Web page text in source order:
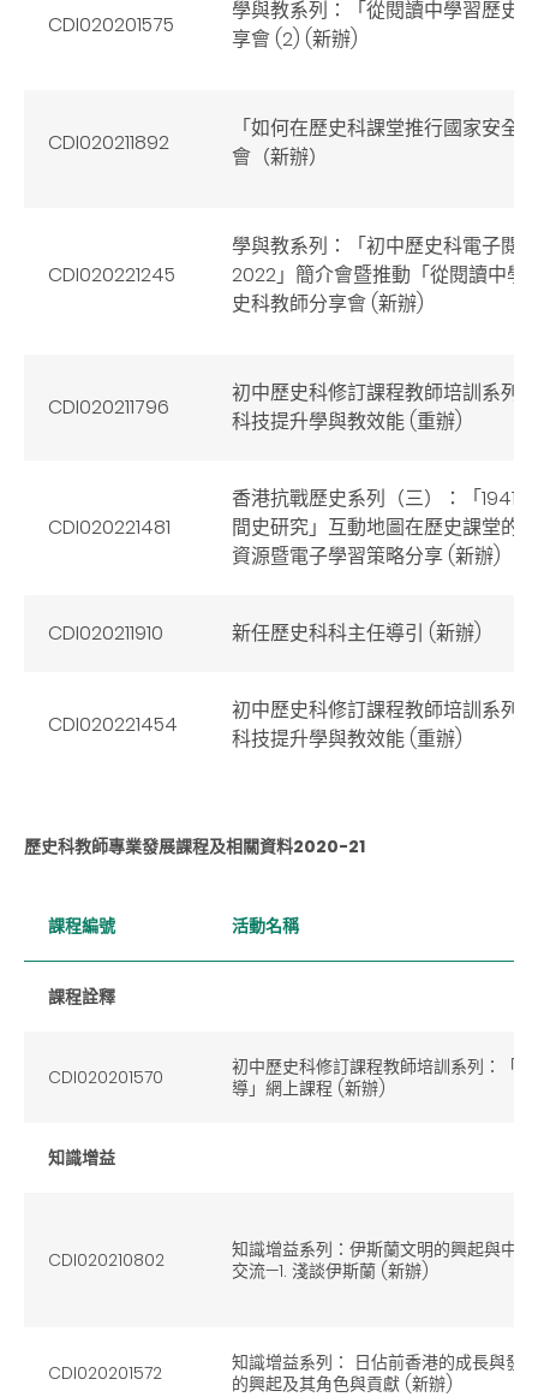
CDI020201575
學與教系列：「從閱讀中學習歷史
享會 (2) (新辦)
CDI020211892
「如何在歷史科課堂推行國家安全
會（新辦）
CDI020221245
學與教系列：「初中歷史科電子閱
2022」簡介會暨推動「從閱讀中學
史科教師分享會 (新辦)
CDI020211796
初中歷史科修訂課程教師培訓系列
科技提升學與教效能 (重辦)
CDI020221481
香港抗戰歷史系列（三）：「1941
間史研究」互動地圖在歷史課堂的
資源暨電子學習策略分享 (新辦)
CDI020211910 新任歷史科科主任導引 (新辦)
CDI020221454
初中歷史科修訂課程教師培訓系列
科技提升學與教效能 (重辦)
歷史科教師專業發展課程及相關資料2020-21
課程編號 活動名稱
課程詮釋
CDI020201570
初中歷史科修訂課程教師培訓系列：「
導」網上課程 (新辦)
知識增益
CDI020210802
知識增益系列：伊斯蘭文明的興起與中
交流—1. 淺談伊斯蘭 (新辦)
CDI020201572
知識增益系列： 日佔前香港的成長與發
的興起及其角色與貢獻 (新辦)